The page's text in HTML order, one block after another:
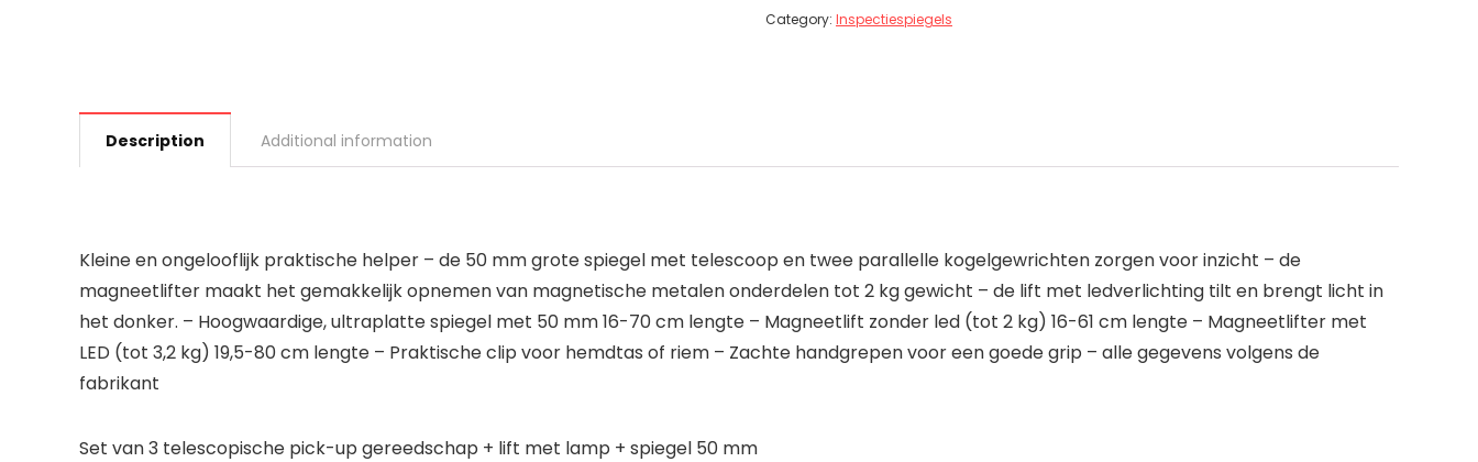
Category: Inspectiespiegels
Description Additional information
Kleine en ongelooflijk praktische helper – de 50 mm grote spiegel met telescoop en twee parallelle kogelgewrichten zorgen voor inzicht – de
magneetlifter maakt het gemakkelijk opnemen van magnetische metalen onderdelen tot 2 kg gewicht – de lift met ledverlichting tilt en brengt licht in
het donker. – Hoogwaardige, ultraplatte spiegel met 50 mm 16-70 cm lengte – Magneetlift zonder led (tot 2 kg) 16-61 cm lengte – Magneetlifter met
LED (tot 3,2 kg) 19,5-80 cm lengte – Praktische clip voor hemdtas of riem – Zachte handgrepen voor een goede grip – alle gegevens volgens de
fabrikant
Set van 3 telescopische pick-up gereedschap + lift met lamp + spiegel 50 mm